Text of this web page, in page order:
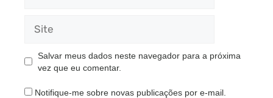
Salvar meus dados neste navegador para a próxima
vez que eu comentar.
Notifique-me sobre novas publicações por e-mail.